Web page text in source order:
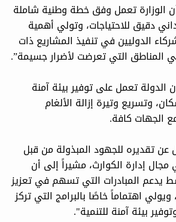
الوزارة تعمل وفق خطة وطنية شاملة
دقيق للاحتياجات، وتولي أهمية
الدوليين في تنفيذ المشاريع ذات
المناطق التي تعرضت لأضرار جسيمة”.
الدولة تعمل على توفير بيئة آمنة
وتسريع وتيرة إزالة الألغام
الجهات كافة.
عن تقديره للجهود المبذولة من قبل
إدارة الكوارث، مشيراً إلى أن
يدعم المبادرات التي تسهم في تعزيز
اهتماماً خاصًا بالبرامج التي تركز
بيئة آمنة للتنمية".